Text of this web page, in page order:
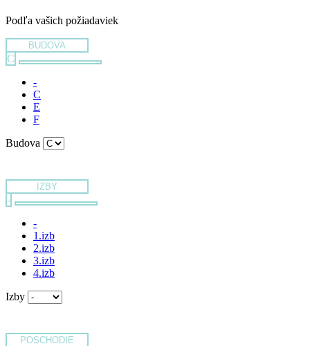
Podľa vašich požiadaviek
BUDOVA
C
-
C
E
F
Budova
IZBY
-
-
1.izb
2.izb
3.izb
4.izb
Izby
POSCHODIE